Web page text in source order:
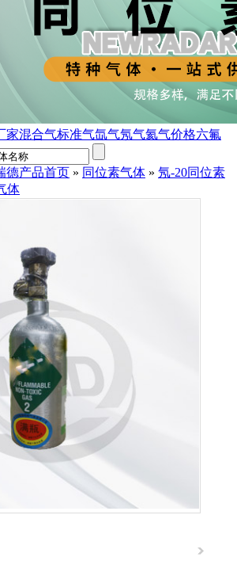
家混合气标准气氙气氖气氦气价格六氟
德产品首页 » 同位素气体 » 氖-20同位素
体